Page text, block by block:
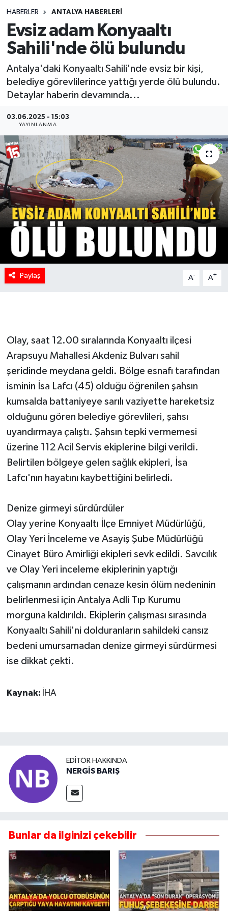
HABERLER ANTALYA HABERLERİ
Evsiz adam Konyaaltı
Sahili'nde ölü bulundu
Antalya'daki Konyaaltı Sahili'nde evsiz bir kişi,
belediye görevlilerince yattığı yerde ölü bulundu.
Detaylar haberin devamında...
03.06.2025 - 15:03
YAYINLANMA
Paylaş A- A+
Olay, saat 12.00 sıralarında Konyaaltı ilçesi
Arapsuyu Mahallesi Akdeniz Bulvarı sahil
şeridinde meydana geldi. Bölge esnafı tarafından
isminin İsa Lafcı (45) olduğu öğrenilen şahsın
kumsalda battaniyeye sarılı vaziyette hareketsiz
olduğunu gören belediye görevlileri, şahsı
uyandırmaya çalıştı. Şahsın tepki vermemesi
üzerine 112 Acil Servis ekiplerine bilgi verildi.
Belirtilen bölgeye gelen sağlık ekipleri, İsa
Lafcı'nın hayatını kaybettiğini belirledi.
Denize girmeyi sürdürdüler
Olay yerine Konyaaltı İlçe Emniyet Müdürlüğü,
Olay Yeri İnceleme ve Asayiş Şube Müdürlüğü
Cinayet Büro Amirliği ekipleri sevk edildi. Savcılık
ve Olay Yeri inceleme ekiplerinin yaptığı
çalışmanın ardından cenaze kesin ölüm nedeninin
belirlenmesi için Antalya Adli Tıp Kurumu
morguna kaldırıldı. Ekiplerin çalışması sırasında
Konyaaltı Sahili'ni dolduranların sahildeki cansız
bedeni umursamadan denize girmeyi sürdürmesi
ise dikkat çekti.
Kaynak: İHA
EDITÖR HAKKINDA
NERGİS BARIŞ
Bunlar da ilginizi çekebilir
Spor
Tebrik
Türkiye